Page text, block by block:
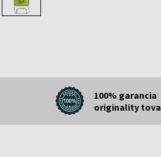
100% garancia
originality